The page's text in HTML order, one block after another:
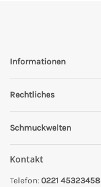
Informationen
Rechtliches
Schmuckwelten
Kontakt
Telefon:0221 45323458